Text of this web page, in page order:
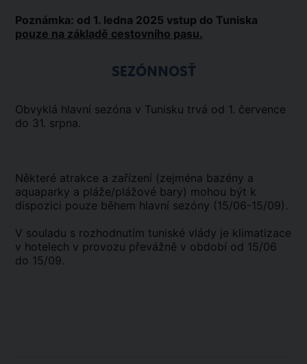
Poznámka: od 1. ledna 2025 vstup do Tuniska
pouze na základě cestovního pasu.
SEZÓNNOSŤ
Obvyklá hlavní sezóna v Tunisku trvá od 1. července
do 31. srpna.
Některé atrakce a zařízení (zejména bazény a
aquaparky a pláže/plážové bary) mohou být k
dispozici pouze během hlavní sezóny (15/06-15/09).
V souladu s rozhodnutím tuniské vlády je klimatizace
v hotelech v provozu převážně v období od 15/06
do 15/09.